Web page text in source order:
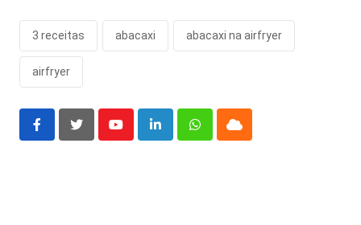
3 receitas abacaxi abacaxi na airfryer
airfryer
YoutubeLinkedInWhatsappCloud